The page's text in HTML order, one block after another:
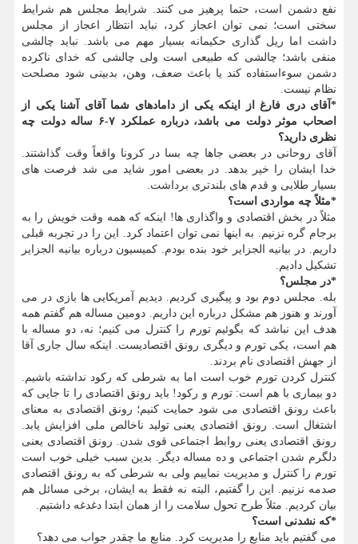
نفع دشمن است، حتما پرهیز می کنند. شرایط مجلس هم شرایط
سختی است؛ نمی توان اعجاز کرد، نباید انتظار اعجاز از مجلس
داشت اما ریل گذاری حکیمانه بسیار مهم می باشد. نباید چالشی
منفی باشد؛ چالشی که طبیعی است ولی چالشی که خدای ناکرده
دشمن سوءاستفاده کند یا باعث ضعف، وهن، بدبینی شود مصلحت
نظام نیست.
*آقای دری فارغ از اینکه یکی از دامادهای شما آقای آشنا یکی از
اصحاب موثر دولت می باشد، درباره عملکرد ۷-۶ ساله دولت چه
نظری دارید؟
آقای روحانی در بعضی جاها چه بسا در کرونا واقعاً وقت گذاشتند.
خدا ایشان را خیر بدهد. در بعضی امور شاید می شد فرصت های
بسیار طلایی و قدم های بلندتری برداشت.
*مثلاً چه مواردی است؟
مثلاً در بخش اقتصادی و واگذاری ها! اینکه که همه وقت خویش را به
برجام گره نزنیم. به اینها نمی توان اعتماد کرد. این را در تجربه قبلی
داریم. در بیانیه الجزایر خود بنده بودم. کمیسیون درباره بیانیه الجزایر
تشکیل دادیم.
*در مجلس؟
بله. مجلس دوم بود و پیگیری کردیم. دیدیم آمریکایی ها بازی در می
آورند و هنوز هم مشکل درباره این داریم. دومین مساله هم گفتم همه
هدف این نباشد که بگوئیم تورم را کنترل می کنیم؛ نه، دو مساله با
هم است، یکی تورم و دیگری رونق اقتصادیست. اینکه سال جاری آقا
از جهش اقتصادی نام بردند.
کنترل کردن تورم خوب است اما به شرطی که رکود نداشته باشیم.
دو بیماری با هم است: تورم و رکود! باید رونق اقتصادی را تا جایی که
باعث رونق اقتصادی می شود حمایت کنیم؛ رونق اقتصادی به معنای
اشتغال است. رونق اقتصادی یعنی تولید ناخالص ملی افزایش یابد.
رونق اقتصادی یعنی روابط اجتماعی قوی شدن. رونق اقتصادی یعنی
دلگرم شدن اجتماعی و ده مساله دیگر. بدین سبب خیلی خوب است
تورم را کنترل و مدیریت نماییم ولی به شرطی که به رونق اقتصادی
صدمه نزنیم. این را گفتیم، البته نه فقط به ایشان، برخی مسائل هم
بیان کردیم. مثلاً طرح تحول سلامت را از همان ابتدا دغدغه داشتیم.
*که نشدنی است؟
می گفتیم باید منابع را مدیریت کرد. منابع ما چقدر جواب می دهد؟